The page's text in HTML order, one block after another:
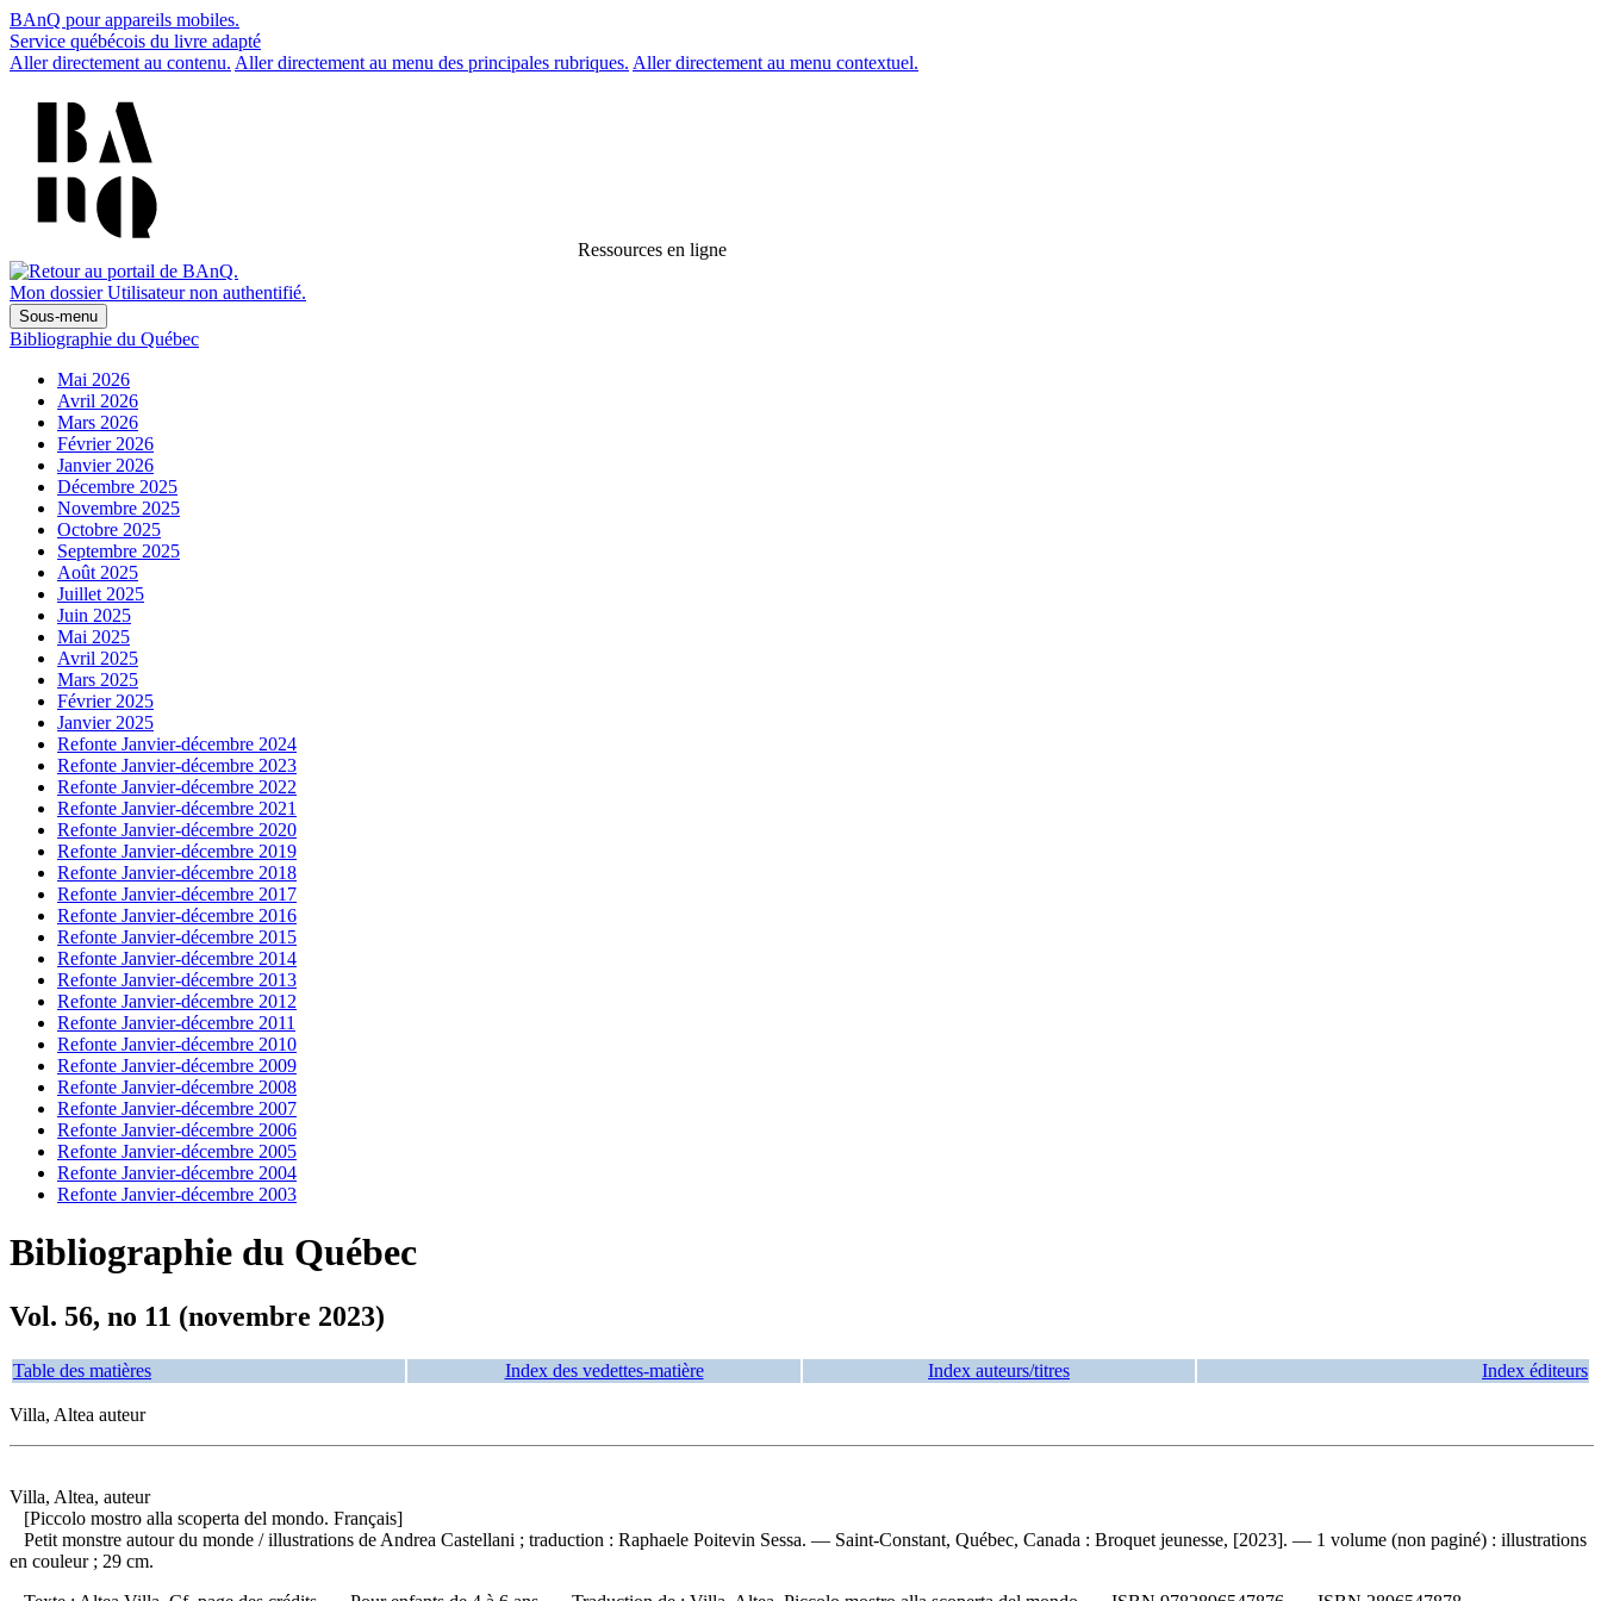
BAnQ pour appareils mobiles.
Service québécois du livre adapté
Aller directement au contenu. Aller directement au menu des principales rubriques. Aller directement au menu contextuel.
Ressources en ligne
Mon dossier Utilisateur non authentifié.
Sous-menu
Bibliographie du Québec
Mai 2026
Avril 2026
Mars 2026
Février 2026
Janvier 2026
Décembre 2025
Novembre 2025
Octobre 2025
Septembre 2025
Août 2025
Juillet 2025
Juin 2025
Mai 2025
Avril 2025
Mars 2025
Février 2025
Janvier 2025
Refonte Janvier-décembre 2024
Refonte Janvier-décembre 2023
Refonte Janvier-décembre 2022
Refonte Janvier-décembre 2021
Refonte Janvier-décembre 2020
Refonte Janvier-décembre 2019
Refonte Janvier-décembre 2018
Refonte Janvier-décembre 2017
Refonte Janvier-décembre 2016
Refonte Janvier-décembre 2015
Refonte Janvier-décembre 2014
Refonte Janvier-décembre 2013
Refonte Janvier-décembre 2012
Refonte Janvier-décembre 2011
Refonte Janvier-décembre 2010
Refonte Janvier-décembre 2009
Refonte Janvier-décembre 2008
Refonte Janvier-décembre 2007
Refonte Janvier-décembre 2006
Refonte Janvier-décembre 2005
Refonte Janvier-décembre 2004
Refonte Janvier-décembre 2003
Bibliographie du Québec
Vol. 56, no 11 (novembre 2023)
Table des matières Index des vedettes-matière Index auteurs/titres Index éditeurs
Villa, Altea auteur
Villa, Altea, auteur
[Piccolo mostro alla scoperta del mondo. Français]
Petit monstre autour du monde / illustrations de Andrea Castellani ; traduction : Raphaele Poitevin Sessa. — Saint-Constant, Québec, Canada : Broquet jeunesse, [2023]. — 1 volume (non paginé) : illustrations
en couleur ; 29 cm.